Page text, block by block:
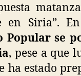
en Siria”.
Popular se
, pese a que
estado